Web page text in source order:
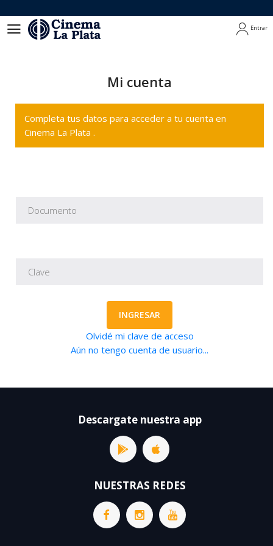
Entrar
Mi cuenta
Completa tus datos para acceder a tu cuenta en
Cinema La Plata .
INGRESAR
Olvidé mi clave de acceso
Aún no tengo cuenta de usuario...
Descargate nuestra app
NUESTRAS REDES